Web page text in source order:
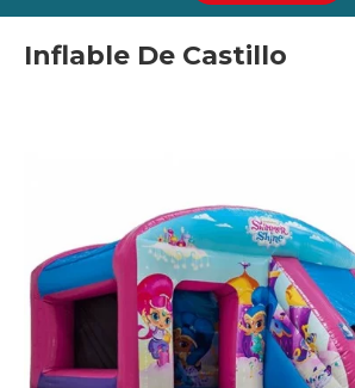
Inflable De Castillo